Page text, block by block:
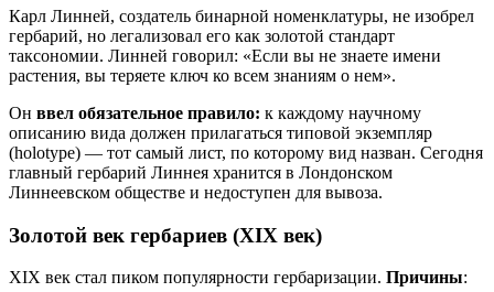
Карл Линней, создатель бинарной номенклатуры, не изобрел
гербарий, но легализовал его как золотой стандарт
таксономии. Линней говорил: «Если вы не знаете имени
растения, вы теряете ключ ко всем знаниям о нем».
Он ввел обязательное правило: к каждому научному
описанию вида должен прилагаться типовой экземпляр
(holotype) — тот самый лист, по которому вид назван. Сегодня
главный гербарий Линнея хранится в Лондонском
Линнеевском обществе и недоступен для вывоза.
Золотой век гербариев (XIX век)
XIX век стал пиком популярности гербаризации. Причины: